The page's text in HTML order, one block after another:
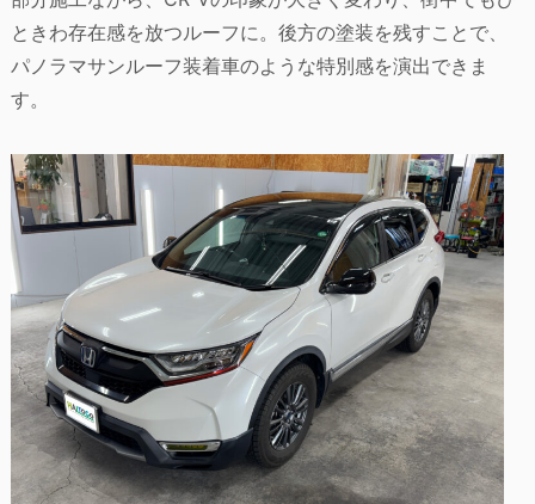
ときわ存在感を放つルーフに。後方の塗装を残すことで、
パノラマサンルーフ装着車のような特別感を演出できま
す。